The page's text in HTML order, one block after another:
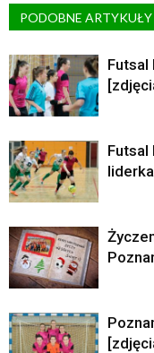
PODOBNE ARTYKUŁY
Futsal
Futsal